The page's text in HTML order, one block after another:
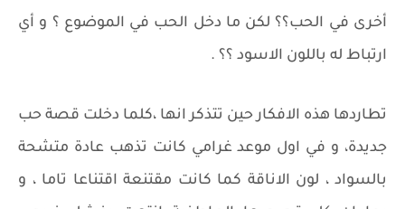
أخرى في الحب؟؟ لكن ما دخل الحب في الموضوع ؟ و أي
ارتباط له باللون الاسود ؟؟ .
تطاردها هذه الافكار حين تتذكر انها ،كلما دخلت قصة حب
جديدة، و في اول موعد غرامي كانت تذهب عادة متشحة
بالسواد ، لون الاناقة كما كانت مقتنعة اقتناعا تاما ، و